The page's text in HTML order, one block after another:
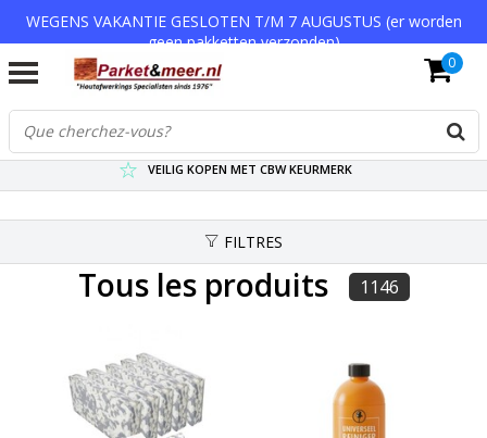
WEGENS VAKANTIE GESLOTEN T/M 7 AUGUSTUS (er worden
geen pakketten verzonden)
VERZENDKOSTEN € 7,95 (GRATIS VA €75,-)
SCHERPSTE PRIJZEN TOT WEL 75% KORTING !
VEILIG KOPEN MET CBW KEURMERK
0
FILTRES
Tous les produits 1146